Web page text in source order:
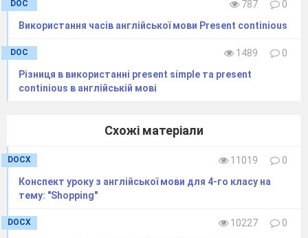
DOC 787
0
Використання часів англійської мови Present continious
DOC 1489
0
Різниця в використанні present simple та present
continious в англійській мові
Схожі матеріали
DOCX 11019
0
Конспект уроку з англійської мови для 4-го класу на
тему: "Shopping"
DOCX 10227
0